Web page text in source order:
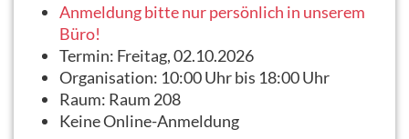
Anmeldung bitte nur persönlich in unserem
Büro!
Termin: Freitag, 02.10.2026
Organisation: 10:00 Uhr bis 18:00 Uhr
Raum: Raum 208
Keine Online-Anmeldung